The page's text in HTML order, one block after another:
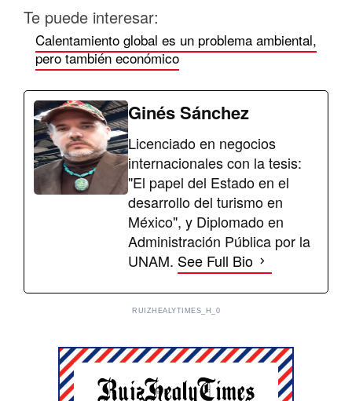
Te puede interesar:
Calentamiento global es un problema ambiental,
pero también económico
Ginés Sánchez
Licenciado en negocios
internacionales con la tesis:
"El papel del Estado en el
desarrollo del turismo en
México", y Diplomado en
Administración Pública por la
UNAM. See Full Bio
RUIZHEALYTIMES_H_0